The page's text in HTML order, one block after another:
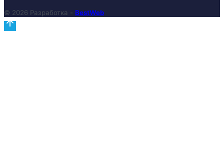
© 2026 Разработка - BestWeb